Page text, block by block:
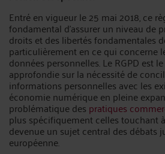
Entré en vigueur le 25 mai 2018, ce
fondamental d'assurer un niveau de
droits et des libertés fondamentales
particulièrement en ce qui concerne
données personnelles. Le RGPD est
approfondie sur la nécessité de
informations personnelles avec les
économie numérique en pleine
problématique despratiques
plus spécifiquement celles touchant
devenue un sujet central des débats
européenne.